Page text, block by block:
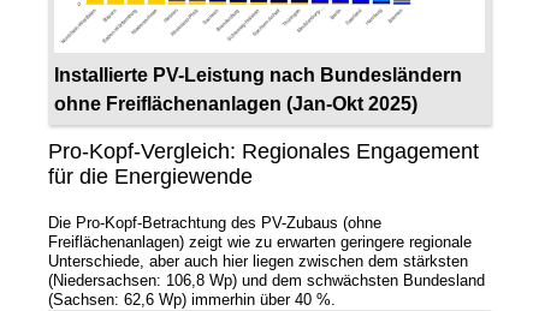
Installierte PV-Leistung nach Bundesländern
ohne Freiflächenanlagen (Jan-Okt 2025)
Pro-Kopf-Vergleich: Regionales Engagement
für die Energiewende
Die Pro-Kopf-Betrachtung des PV-Zubaus (ohne
Freiflächenanlagen) zeigt wie zu erwarten geringere regionale
Unterschiede, aber auch hier liegen zwischen dem stärksten
(Niedersachsen: 106,8 Wp) und dem schwächsten Bundesland
(Sachsen: 62,6 Wp) immerhin über 40 %.